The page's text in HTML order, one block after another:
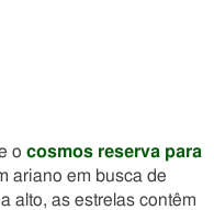
o cosmos reserva para
ariano em busca de
alto, as estrelas contêm